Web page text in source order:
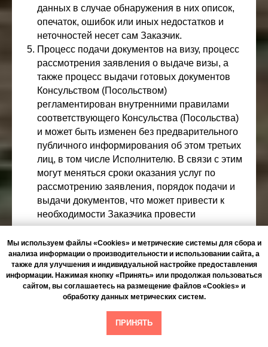
данных в случае обнаружения в них описок,
опечаток, ошибок или иных недостатков и
неточностей несет сам Заказчик.
Процесс подачи документов на визу, процесс
рассмотрения заявления о выдаче визы, а
также процесс выдачи готовых документов
Консульством (Посольством)
регламентирован внутренними правилами
соответствующего Консульства (Посольства)
и может быть изменен без предварительного
публичного информирования об этом третьих
лиц, в том числе Исполнителю. В связи с этим
могут меняться сроки оказания услуг по
рассмотрению заявления, порядок подачи и
выдачи документов, что может привести к
необходимости Заказчика провести
дополнительное время в стране нахождения
Консульства (Посольства). Заказчик
проинформирован об этом и должен
планировать свое пребывание таким
образом, чтобы учесть возможные задержки и
переносы сроков рассмотрения и выдачи
документов, в том числе оформлять въездную
визу в страну нахождения Консульства
(Посольства) с учетом возможных задержек.
Мы используем файлы «Cookies» и метрические системы для сбора и
анализа информации о производительности и использовании сайта, а
также для улучшения и индивидуальной настройке предоставления
информации. Нажимая кнопку «Принять» или продолжая пользоваться
сайтом, вы соглашаетесь на размещение файлов «Cookies» и
обработку данных метрических систем.
ПРИНЯТЬ